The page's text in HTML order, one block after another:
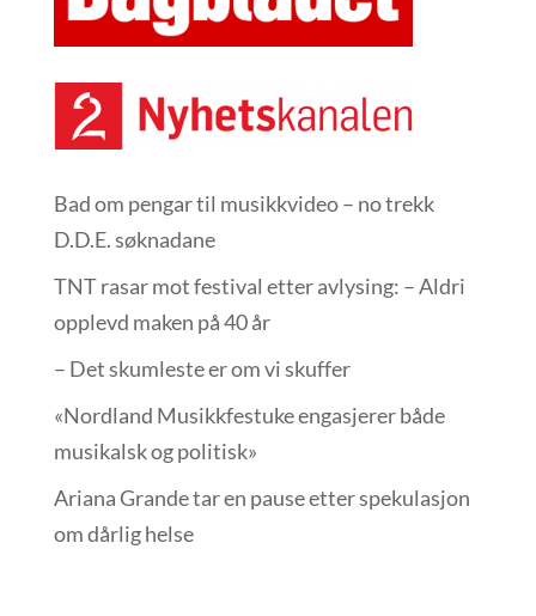
Bad om pengar til musikkvideo – no trekk
D.D.E. søknadane
TNT rasar mot festival etter avlysing: – Aldri
opplevd maken på 40 år
– Det skumleste er om vi skuffer
«Nordland Musikkfest­uke engasjerer både
musikalsk og politisk»
Ariana Grande tar en pause etter spekulasjon
om dårlig helse